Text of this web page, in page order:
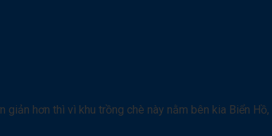
hơn thì vì khu trồng chè này nằm bên kia Biển Hồ,